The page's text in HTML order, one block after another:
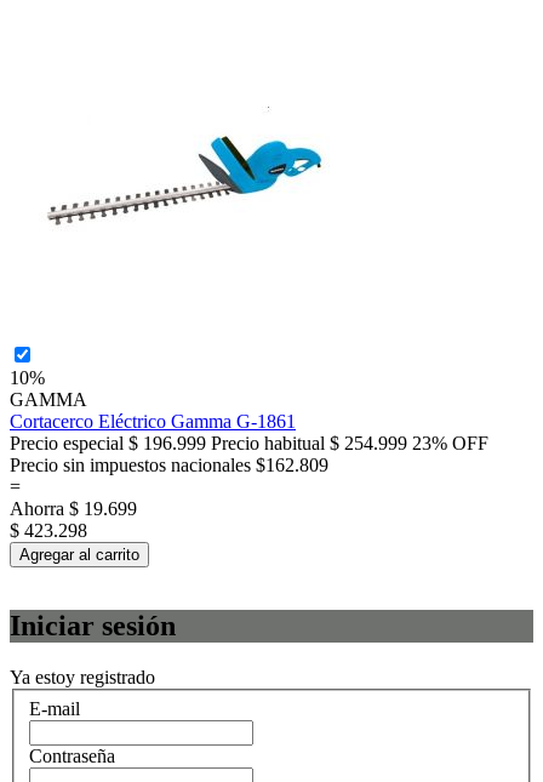
10%
GAMMA
Cortacerco Eléctrico Gamma G-1861
Precio especial $ 196.999 Precio habitual $ 254.999 23% OFF
Precio sin impuestos nacionales $162.809
=
Ahorra $ 19.699
$ 423.298
Agregar al carrito
Iniciar sesión
Ya estoy registrado
E-mail
Contraseña